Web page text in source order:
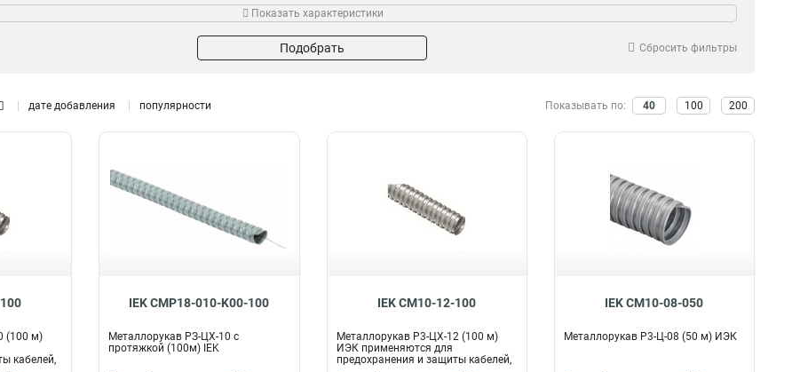
Да 70 Да 70 Да 70 Гофра для кабеля 0
Показать характеристики
Подобрать Сбросить фильтры
дате добавления популярности Показывать по: 40 100 200
(100 м)
кабелей,
IEK CMP18-010-K00-100
Металлорукав РЗ-ЦХ-10 с
протяжкой (100м) IEK
IEK CM10-12-100
Металлорукав Р3-ЦХ-12 (100 м)
ИЭК применяются для
предохранения и защиты кабелей,
IEK CM10-08-050
Металлорукав Р3-Ц-08 (50 м) ИЭК